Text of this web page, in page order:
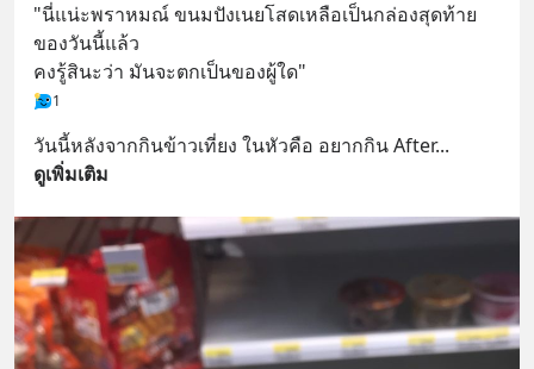
"นี่แน่ะพราหมณ์ ขนมปังเนยโสดเหลือเป็นกล่องสุดท้าย
ของวันนี้แล้ว
คงรู้สินะว่า มันจะตกเป็นของผู้ใด"
1
วันนี้หลังจากกินข้าวเที่ยง ในหัวคือ อยากกิน After...
ดูเพิ่มเติม